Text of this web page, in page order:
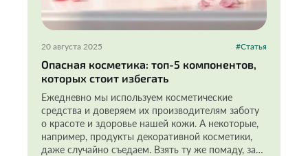
20 августа 2025 #Статья
Опасная косметика: топ-5 компонентов,
которых стоит избегать
Ежедневно мы используем косметические
средства и доверяем их производителям заботу
о красоте и здоровье нашей кожи. А некоторые,
например, продукты декоративной косметики,
даже случайно съедаем. Взять ту же помаду, за